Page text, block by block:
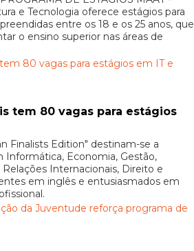
e Tecnologia oferece estágios para
entre os 18 e os 25 anos, que
o ensino superior nas áreas de
tem 80 vagas para estágios
Finalists Edition" destinam-se a
Informática, Economia, Gestão,
Relações Internacionais, Direito e
em inglês e entusiasmados em